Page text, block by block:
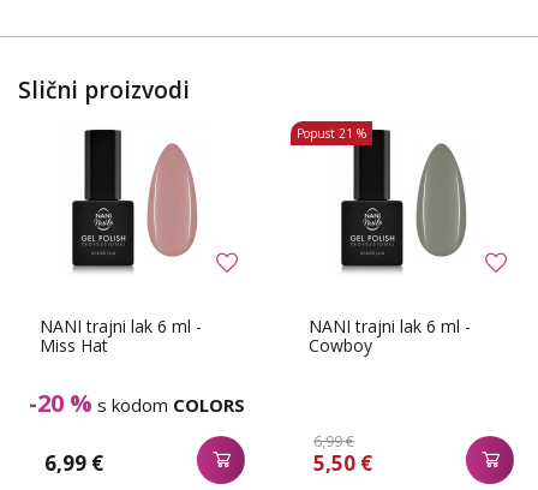
Slični proizvodi
NANI trajni lak 6 ml -
Miss Hat
-20 % s kodom COLORS
6,99 €
NANI trajni lak 6 ml -
Cowboy
6,99 €
5,50 €
Popust 21 %